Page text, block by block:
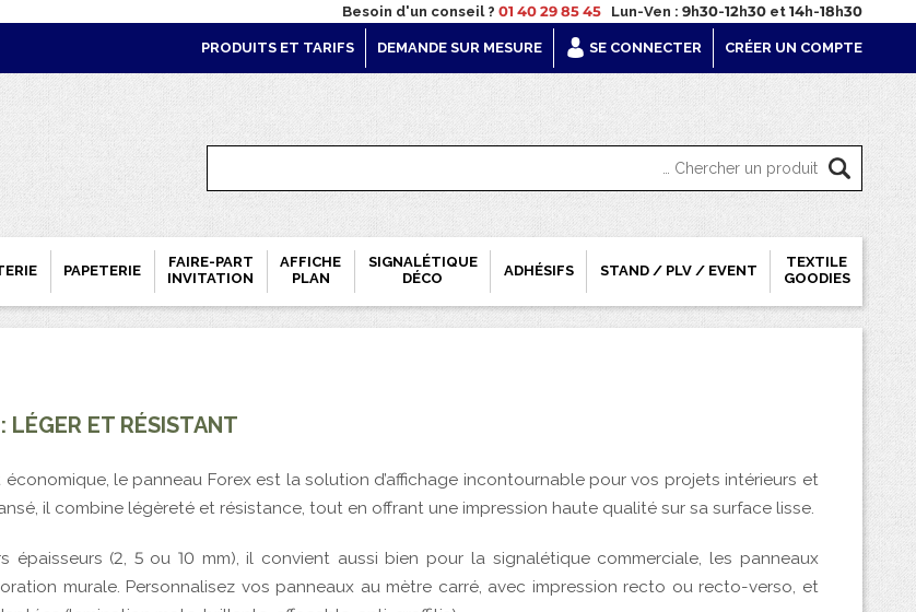
Besoin d'un conseil ? 01 40 29 85 45Lun-Ven : 9h30-12h30 et 14h-18h30
CRÉER UN COMPTE
SE CONNECTER
DEMANDE SUR MESURE
PRODUITS ET TARIFS
PAPETERIE
FAIRE-PART
INVITATION
AFFICHE
PLAN
SIGNALÉTIQUE
DÉCO
ADHÉSIFS STAND / PLV / EVENT
TEXTILE
GOODIES